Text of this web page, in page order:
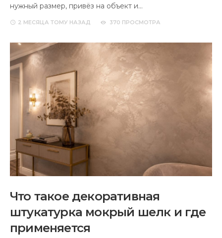
нужный размер, привёз на объект и…
2 МЕСЯЦА ТОМУ НАЗАД 370 ПРОСМОТРА
Что такое декоративная
штукатурка мокрый шелк и где
применяется